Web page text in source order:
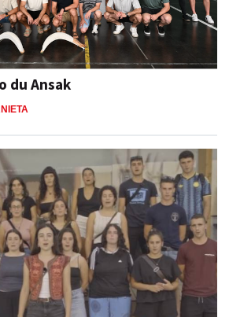
du Ansak